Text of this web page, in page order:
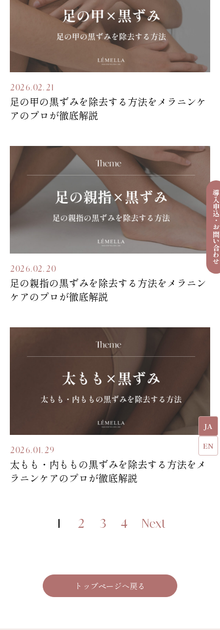
導入申込・
JA
EN
2026.02.21
足の甲の黒ずみを除去する方法をメラニンケ
アのプロが徹底解説
2026.02.20
足の親指の黒ずみを除去する方法をメラニン
ケアのプロが徹底解説
2026.01.29
太もも・内ももの黒ずみを除去する方法をメ
ラニンケアのプロが徹底解説
1 2 3 4 Next
トップページへ戻る